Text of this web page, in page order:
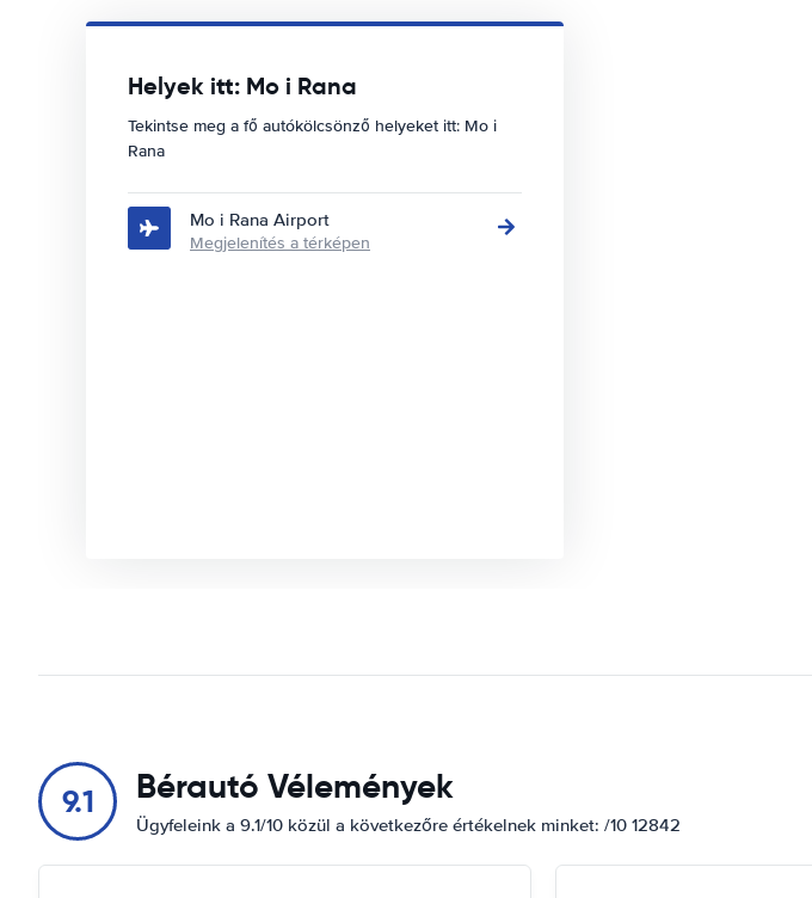
Helyek itt: Mo i Rana
Tekintse meg a fő autókölcsönző helyeket itt: Mo i
Rana
Mo i Rana Airport
Megjelenítés a térképen
9.1 Bérautó Vélemények
Ügyfeleink a 9.1/10 közül a következőre értékelnek minket: /10 12842